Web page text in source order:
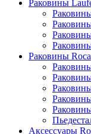
Раковины
Раковины Roca
Аксессуары